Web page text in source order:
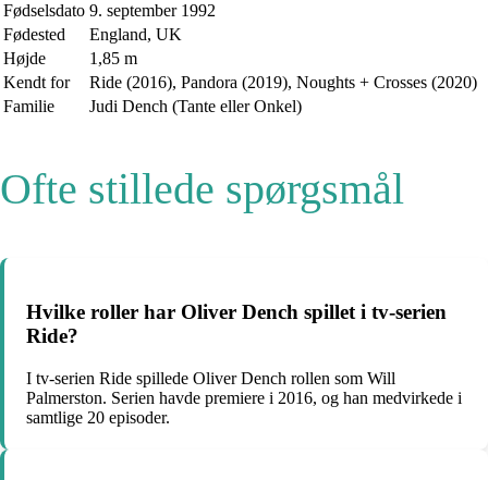
Fødselsdato 9. september 1992
Fødested
England, UK
Højde
1,85 m
Kendt for
Ride (2016), Pandora (2019), Noughts + Crosses (2020)
Familie
Judi Dench (Tante eller Onkel)
Ofte stillede spørgsmål
Hvilke roller har Oliver Dench spillet i tv-serien
Ride?
I tv-serien Ride spillede Oliver Dench rollen som Will
Palmerston. Serien havde premiere i 2016, og han medvirkede i
samtlige 20 episoder.